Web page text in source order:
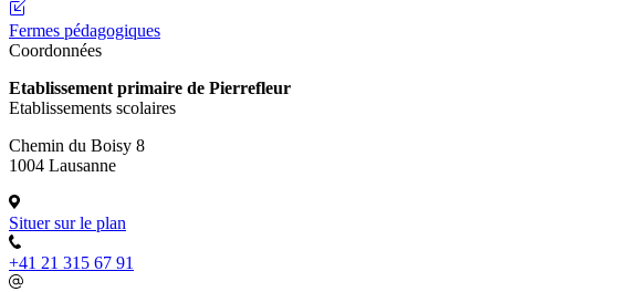
Fermes pédagogiques
Coordonnées
Etablissement primaire de Pierrefleur
Etablissements scolaires
Chemin du Boisy 8
1004 Lausanne
Situer sur le plan
+41 21 315 67 91